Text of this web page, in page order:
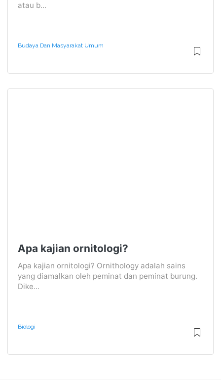
atau b...
Budaya Dan Masyarakat Umum
Apa kajian ornitologi?
Apa kajian ornitologi? Ornithology adalah sains
yang diamalkan oleh peminat dan peminat burung.
Dike...
Biologi